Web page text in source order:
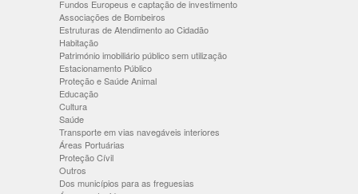
Fundos Europeus e captação de investimento
Associações de Bombeiros
Estruturas de Atendimento ao Cidadão
Habitação
Património imobiliário público sem utilização
Estacionamento Público
Proteção e Saúde Animal
Educação
Cultura
Saúde
Transporte em vias navegáveis interiores
Áreas Portuárias
Proteção Cívil
Outros
Dos municípios para as freguesias